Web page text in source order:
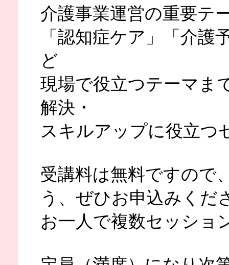
介護事業運営の重要テ
「認知症ケア」「介護
ど
現場で役立つテーマま
解決・
スキルアップに役立つ
受講料は無料ですので
う、ぜひお申込みくだ
お一人で複数セッショ